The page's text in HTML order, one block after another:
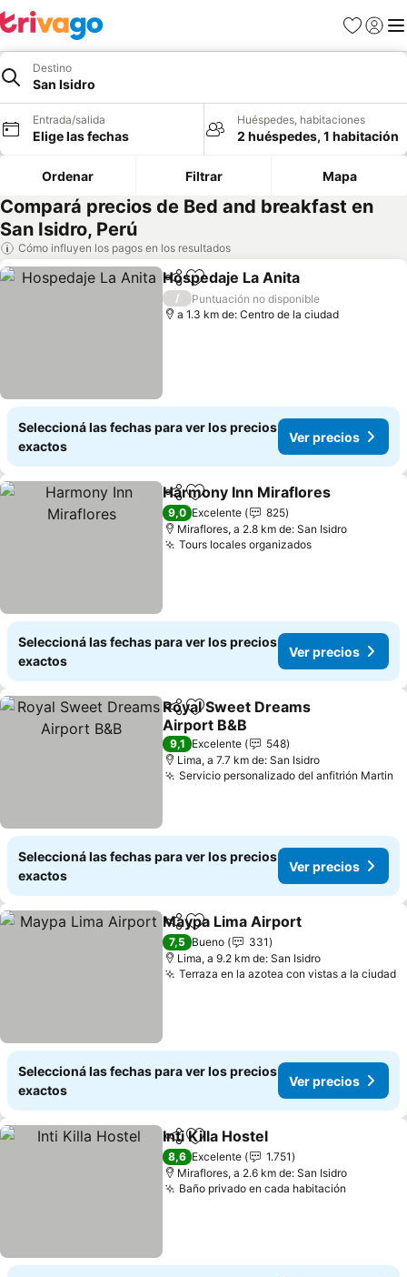
Favoritos
Iniciar
Destino
San Isidro
Entrada/salida
Elige las fechas
Huéspedes, habitaciones
2 huéspedes, 1 habitación
Ordenar Filtrar Mapa
Compará precios de Bed and breakfast en
San Isidro, Perú
Cómo influyen los pagos en los resultados
CompartirAñadir a favoritos
Hospedaje La Anita
/
Puntuación no disponible
a 1.3 km de: Centro de la ciudad
Seleccioná las fechas para ver los precios
exactos
Ver precios
CompartirAñadir a favoritos
Harmony Inn Miraflores
9,0 Excelente
825
Miraflores, a 2.8 km de: San Isidro
Tours locales organizados
Seleccioná las fechas para ver los precios
exactos
Ver precios
CompartirAñadir a favoritos
Royal Sweet Dreams
Airport B&B
9,1 Excelente
548
Lima, a 7.7 km de: San Isidro
Servicio personalizado del anfitrión Martin
Seleccioná las fechas para ver los precios
exactos
Ver precios
CompartirAñadir a favoritos
Maypa Lima Airport
7,5 Bueno
331
Lima, a 9.2 km de: San Isidro
Terraza en la azotea con vistas a la ciudad
Seleccioná las fechas para ver los precios
exactos
Ver precios
CompartirAñadir a favoritos
Inti Killa Hostel
8,6 Excelente
1.751
Miraflores, a 2.6 km de: San Isidro
Baño privado en cada habitación